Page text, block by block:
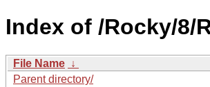
Index of /Rocky/8/
File Name ↓
Parent directory/